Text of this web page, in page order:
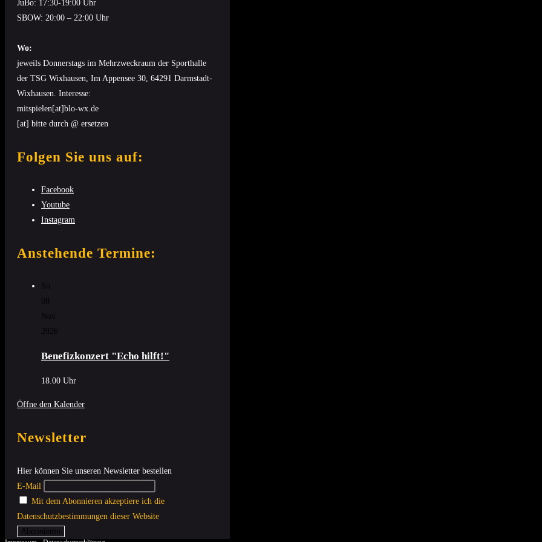
JuBo: 17:30-19:00 Uhr
SBOW: 20:00 – 22:00 Uhr
Wo:
jeweils Donnerstags im Mehrzweckraum der Sporthalle
der TSG Wixhausen, Im Appensee 30, 64291 Darmstadt-
Wixhausen. Interesse:
mitspielen[at]blo-wx.de
[at] bitte durch @ ersetzen
Folgen Sie uns auf:
Facebook
Youtube
Instagram
Anstehende Termine:
So.
08
Nov.
2026
Benefizkonzert "Echo hilft!"
18.00 Uhr
Öffne den Kalender
Newsletter
Hier können Sie unseren Newsletter bestellen
E-Mail
Mit dem Abonnieren akzeptiere ich die
Datenschutzbestimmungen dieser Website